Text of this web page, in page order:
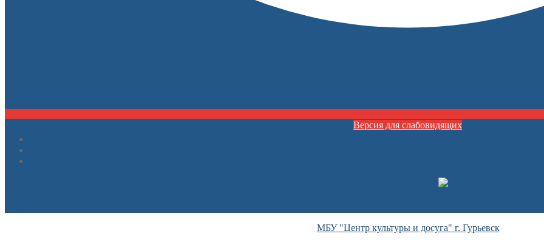
Версия для слабовидящих
МБУ "Центр культуры и досуга" г. Гурьевск